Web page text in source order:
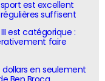
sport est excellent
suffisent
est catégorique :
faire
dollars en seulement
Ben Broca